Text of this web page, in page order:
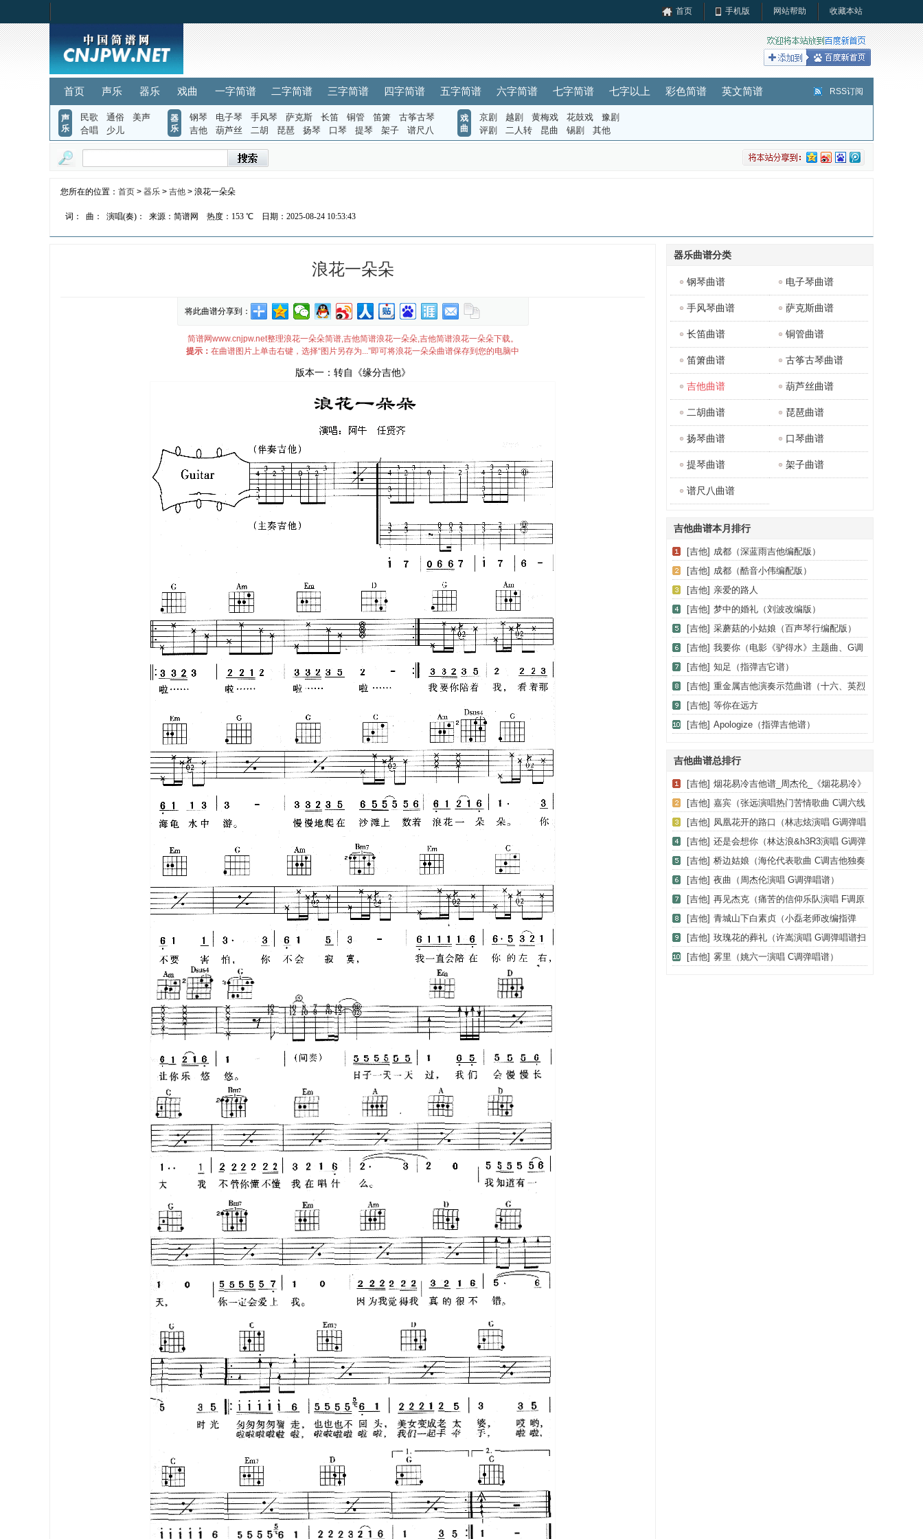
首页 手机版 网站帮助 收藏本站
首页 声乐 器乐 戏曲 一字简谱 二字简谱 三字简谱 四字简谱 五字简谱 六字简谱 七字简谱 七字以上 彩色简谱 英文简谱 RSS订阅
声
乐
民歌 通俗
美声
合唱
少儿
器
乐
钢琴 电子琴 手风琴 萨克斯 长笛 铜管 笛箫
古筝古琴
吉他
葫芦丝 二胡 琵琶 扬琴 口琴 提琴 架子 谱尺八
戏
曲
京剧 越剧 黄梅戏 花鼓戏
豫剧
评剧
二人转 昆曲 锡剧 其他
您所在的位置： 首页 > 器乐 > 吉他 > 浪花一朵朵
词： 曲： 演唱(奏)： 来源：简谱网 热度： 153 ℃ 日期：2025-08-24 10:53:43
浪花一朵朵
将此曲谱分享到：
简谱网www.cnjpw.net整理浪花一朵朵简谱,吉他简谱浪花一朵朵,吉他简谱浪花一朵朵下载。
提示： 在曲谱图片上单击右键，选择“图片另存为...”即可将浪花一朵朵曲谱保存到您的电脑中
版本一：转自《缘分吉他》
器乐曲谱分类
钢琴曲谱 电子琴曲谱
手风琴曲谱 萨克斯曲谱
长笛曲谱 铜管曲谱
笛箫曲谱 古筝古琴曲谱
吉他曲谱 葫芦丝曲谱
二胡曲谱 琵琶曲谱
扬琴曲谱 口琴曲谱
提琴曲谱 架子曲谱
谱尺八曲谱
吉他曲谱本月排行
[吉他] 成都（深蓝雨吉他编配版）
[吉他] 成都（酷音小伟编配版）
[吉他] 亲爱的路人
[吉他] 梦中的婚礼（刘波改编版）
[吉他] 采蘑菇的小姑娘（百声琴行编配版）
[吉他] 我要你（电影《驴得水》主题曲、G调
版）
[吉他] 知足（指弹吉它谱）
[吉他] 重金属吉他演奏示范曲谱（十六、英烈
殿堂）
[吉他] 等你在远方
[吉他] Apologize（指弹吉他谱）
吉他曲谱总排行
[吉他] 烟花易冷吉他谱_周杰伦_《烟花易冷》
C调弹唱谱_高清六线谱
[吉他] 嘉宾（张远演唱热门苦情歌曲 C调六线
弹唱谱）
[吉他] 凤凰花开的路口（林志炫演唱 G调弹唱
谱）
[吉他] 还是会想你（林达浪&h3R3演唱 G调弹
唱六线谱）
[吉他] 桥边姑娘（海伦代表歌曲 C调吉他独奏
谱）
[吉他] 夜曲（周杰伦演唱 G调弹唱谱）
[吉他] 再见杰克（痛苦的信仰乐队演唱 F调原
调版）
[吉他] 青城山下白素贞（小磊老师改编指弹
谱）
[吉他] 玫瑰花的葬礼（许嵩演唱 G调弹唱谱扫
弦+拍弦）
[吉他] 雾里（姚六一演唱 C调弹唱谱）